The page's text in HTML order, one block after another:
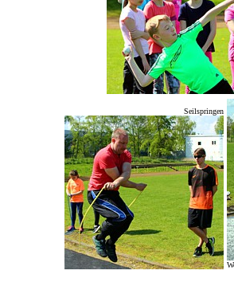
Seilspringen